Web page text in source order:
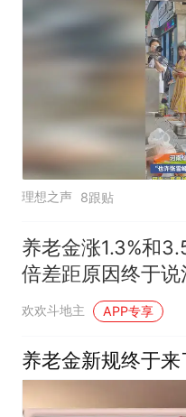
理想之声 8跟贴
养老金涨1.3%和
倍差距原因终于说
欢欢斗地主 APP专享
养老金新规终于